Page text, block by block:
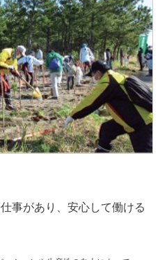
事があり、安心して働ける